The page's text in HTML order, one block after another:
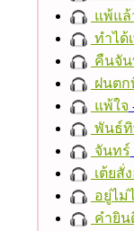
แพ้แล้
ทำได้
คืนจั
ฝนตก
แพ้ใจ
พันธ์
จันทร์
เต้ยสั่
อยู่ไม่
คำยิน